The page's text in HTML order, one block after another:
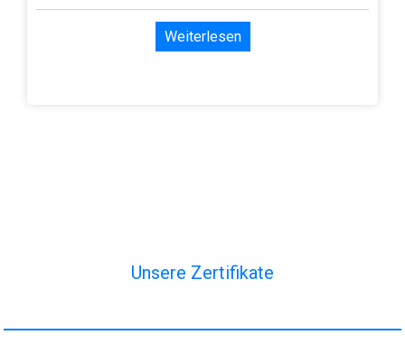
Weiterlesen
Unsere Zertifikate